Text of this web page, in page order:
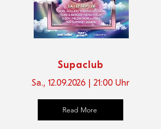
Supaclub
Sa., 12.09.2026 | 21:00 Uhr
Read More